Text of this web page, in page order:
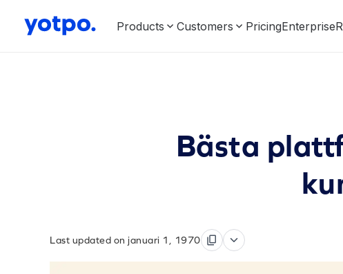
Products Customers PricingEnterprise
Bästa
Last updated on januari 1, 1970